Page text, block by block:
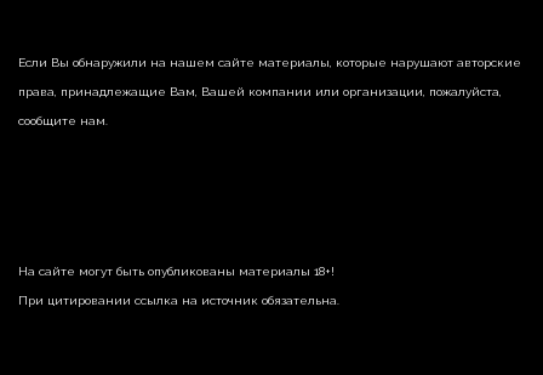
Если Вы обнаружили на нашем сайте материалы, которые нарушают авторские
права, принадлежащие Вам, Вашей компании или организации, пожалуйста,
сообщите нам.
На сайте могут быть опубликованы материалы 18+!
При цитировании ссылка на источник обязательна.